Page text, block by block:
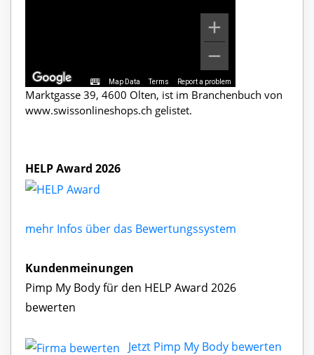
Map Data Terms Report a problem
Marktgasse 39, 4600 Olten, ist im Branchenbuch von
www.swissonlineshops.ch gelistet.
HELP Award 2026
mehr Infos über das Bewertungssystem
Kundenmeinungen
Pimp My Body für den HELP Award 2026
bewerten
Jetzt Pimp My Body bewerten